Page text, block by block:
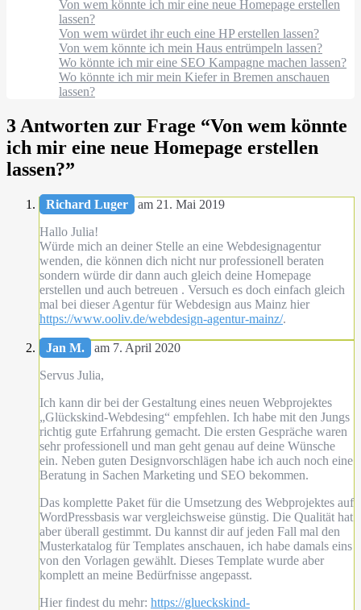
Von wem könnte ich mir eine neue Homepage erstellen
lassen?
Von wem würdet ihr euch eine HP erstellen lassen?
Von wem könnte ich mein Haus entrümpeln lassen?
Wo könnte ich mir eine SEO Kampagne machen lassen?
Wo könnte ich mir mein Kiefer in Bremen anschauen
lassen?
3 Antworten zur Frage “Von wem könnte
ich mir eine neue Homepage erstellen
lassen?”
Richard Luger
am 21. Mai 2019
Hallo Julia!
Würde mich an deiner Stelle an eine Webdesignagentur
wenden, die können dich nicht nur professionell beraten
sondern würde dir dann auch gleich deine Homepage
erstellen und auch betreuen . Versuch es doch einfach gleich
mal bei dieser Agentur für Webdesign aus Mainz hier
https://www.ooliv.de/webdesign-agentur-mainz/.
Jan M.
am 7. April 2020
Servus Julia,
Ich kann dir bei der Gestaltung eines neuen Webprojektes
„Glückskind-Webdesing“ empfehlen. Ich habe mit den Jungs
richtig gute Erfahrung gemacht. Die ersten Gespräche waren
sehr professionell und man geht genau auf deine Wünsche
ein. Neben guten Designvorschlägen habe ich auch noch eine
Beratung in Sachen Marketing und SEO bekommen.
Das komplette Paket für die Umsetzung des Webprojektes auf
WordPressbasis war vergleichsweise günstig. Die Qualität hat
aber überall gestimmt. Du kannst dir auf jeden Fall mal den
Musterkatalog für Templates anschauen, ich habe damals eins
von den Vorlagen gewählt. Dieses Template wurde aber
komplett an meine Bedürfnisse angepasst.
Hier findest du mehr: https://glueckskind-